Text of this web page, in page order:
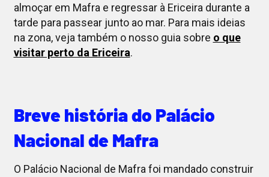
almoçar em Mafra e regressar à Ericeira durante a
tarde para passear junto ao mar. Para mais ideias
na zona, veja também o nosso guia sobre o que
visitar perto da Ericeira.
Breve história do Palácio
Nacional de Mafra
O Palácio Nacional de Mafra foi mandado construir